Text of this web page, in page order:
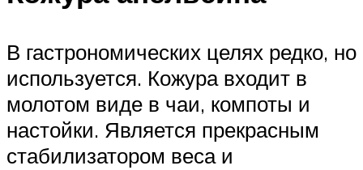
В гастрономических целях редко, но
используется. Кожура входит в
молотом виде в чаи, компоты и
настойки. Является прекрасным
стабилизатором веса и